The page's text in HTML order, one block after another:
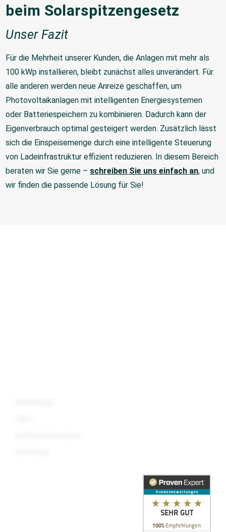
beim Solarspitzengesetz
Unser Fazit
Für die Mehrheit unserer Kunden, die Anlagen mit mehr als
100 kWp installieren, bleibt zunächst alles unverändert. Für
alle anderen werden neue Anreize geschaffen, um
Photovoltaikanlagen mit intelligenten Energiesystemen
oder Batteriespeichern zu kombinieren. Dadurch kann der
Eigenverbrauch optimal gesteigert werden. Zusätzlich lässt
sich die Einspeisemenge durch eine intelligente Steuerung
von Ladeinfrastruktur effizient reduzieren. In diesem Bereich
beraten wir Sie gerne – schreiben Sie uns einfach an, und
wir finden die passende Lösung für Sie!